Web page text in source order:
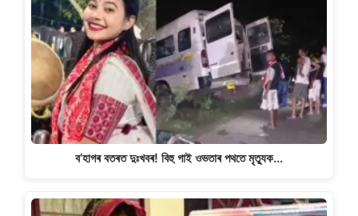
p
p
o
o
k
m
n
k
ব’হাগৰ বতৰত দুঃখবৰ! বিহু গাই ওভতাৰ পথতে মৃত্যুক…